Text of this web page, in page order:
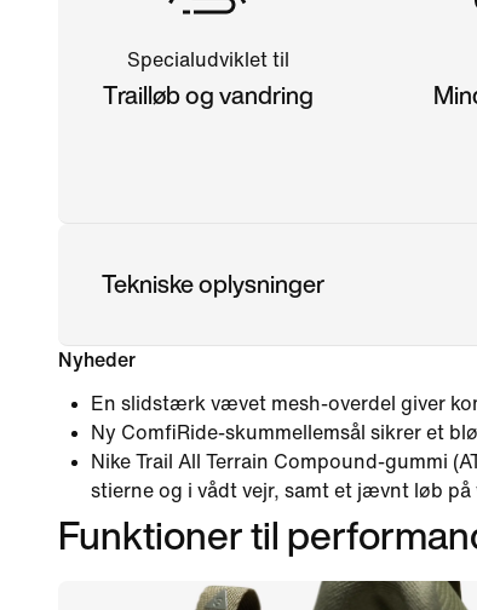
Specialudviklet til
Trailløb og vandring
Tekniske oplysninger
Nyheder
En slidstærk vævet mesh-overdel giver
Ny ComfiRide-skummellemsål sikrer et
Nike Trail All Terrain Compound-gummi
stierne og i vådt vejr, samt et jævnt løb på
Funktioner til